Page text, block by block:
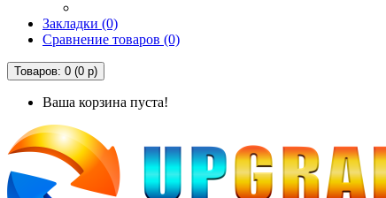
Закладки (0)
Сравнение товаров (0)
Товаров: 0 (0 р)
Ваша корзина пуста!